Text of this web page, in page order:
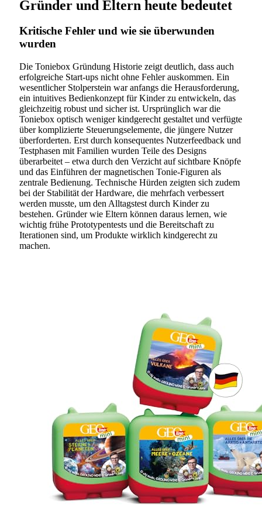
Gründer und Eltern heute bedeutet
Kritische Fehler und wie sie überwunden
wurden
Die Toniebox Gründung Historie zeigt deutlich, dass auch
erfolgreiche Start-ups nicht ohne Fehler auskommen. Ein
wesentlicher Stolperstein war anfangs die Herausforderung,
ein intuitives Bedienkonzept für Kinder zu entwickeln, das
gleichzeitig robust und sicher ist. Ursprünglich war die
Toniebox optisch weniger kindgerecht gestaltet und verfügte
über komplizierte Steuerungselemente, die jüngere Nutzer
überforderten. Erst durch konsequentes Nutzerfeedback und
Testphasen mit Familien wurden Teile des Designs
überarbeitet – etwa durch den Verzicht auf sichtbare Knöpfe
und das Einführen der magnetischen Tonie-Figuren als
zentrale Bedienung. Technische Hürden zeigten sich zudem
bei der Stabilität der Hardware, die mehrfach verbessert
werden musste, um den Alltagstest durch Kinder zu
bestehen. Gründer wie Eltern können daraus lernen, wie
wichtig frühe Prototypentests und die Bereitschaft zu
Iterationen sind, um Produkte wirklich kindgerecht zu
machen.